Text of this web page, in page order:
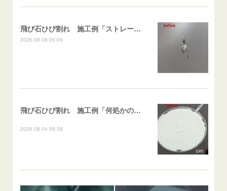
飛び石ひび割れ 施工例「ストレート系パーシャル」ポルテ
2026.08.06 05:09
飛び石ひび割れ 施工例「何処かの施工歴再修復（ヒビ伸び先）及び小さなひび割れ」スイフト
2026.08.04 09:38